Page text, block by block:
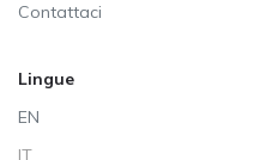
Contattaci
Lingue
EN
IT